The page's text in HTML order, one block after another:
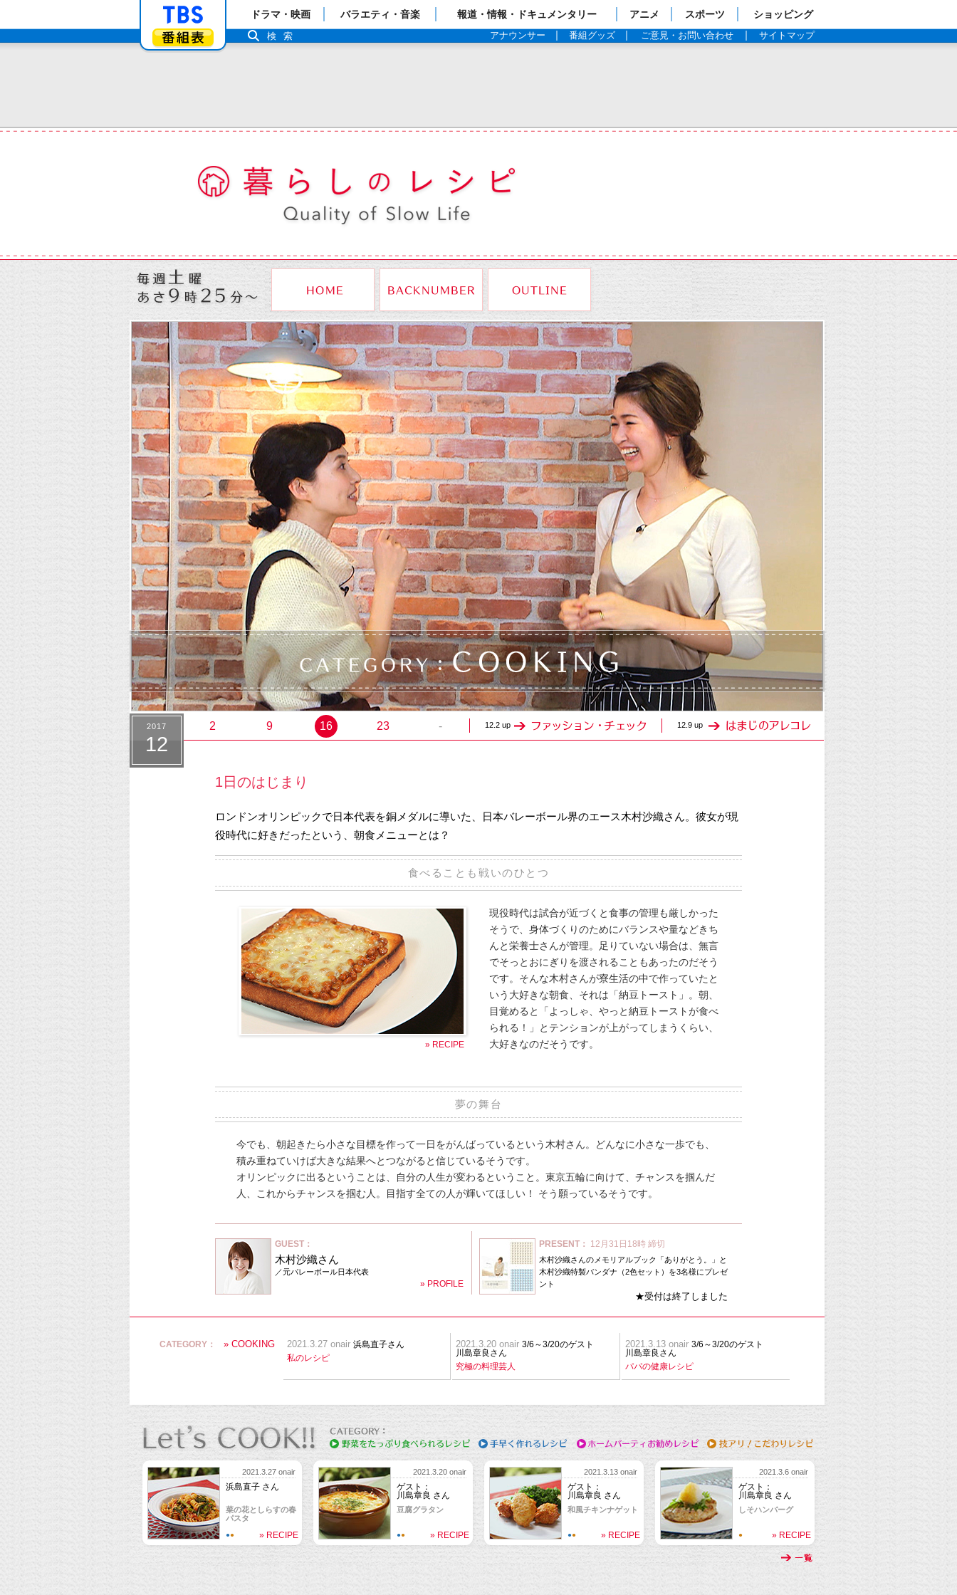
「TBSテレビ」トップページ
番組表
ドラマ・映画 バラエティ・音楽 報道・情報・ドキュメンタリー アニメ スポーツ ショッピング
アナウンサー 番組グッズ ご意見・お問い合わせ サイトマップ
検索
2017
12
2 9 16 23 - 12.2 up 12.9 up
1日のはじまり
ロンドンオリンピックで日本代表を銅メダルに導いた、日本バレーボール界のエース木村沙織さん。彼女が現
役時代に好きだったという、朝食メニューとは？
食べることも戦いのひとつ
» RECIPE
現役時代は試合が近づくと食事の管理も厳しかった
そうで、身体づくりのためにバランスや量などきち
んと栄養士さんが管理。足りていない場合は、無言
でそっとおにぎりを渡されることもあったのだそう
です。そんな木村さんが寮生活の中で作っていたと
いう大好きな朝食、それは「納豆トースト」。朝、
目覚めると「よっしゃ、やっと納豆トーストが食べ
られる！」とテンションが上がってしまうくらい、
大好きなのだそうです。
夢の舞台
今でも、朝起きたら小さな目標を作って一日をがんばっているという木村さん。どんなに小さな一歩でも、
積み重ねていけば大きな結果へとつながると信じているそうです。
オリンピックに出るということは、自分の人生が変わるということ。東京五輪に向けて、チャンスを掴んだ
人、これからチャンスを掴む人。目指す全ての人が輝いてほしい！ そう願っているそうです。
GUEST：
木村沙織さん
／元バレーボール日本代表
» PROFILE
PRESENT： 12月31日18時 締切
木村沙織さんのメモリアルブック「ありがとう。」と
木村沙織特製バンダナ（2色セット）を3名様にプレゼ
ント
★受付は終了しました
CATEGORY： » COOKING 2021.3.27 onair 浜島直子さん
私のレシピ
2021.3.20 onair 3/6～3/20のゲスト
川島章良さん
究極の料理芸人
2021.3.13 onair 3/6～3/20のゲスト
川島章良さん
パパの健康レシピ
2021.3.27 onair
浜島直子 さん
菜の花としらすの春
パスタ
●● » RECIPE
2021.3.20 onair
ゲスト：
川島章良 さん
豆腐グラタン
●● » RECIPE
2021.3.13 onair
ゲスト：
川島章良 さん
和風チキンナゲット
●● » RECIPE
2021.3.6 onair
ゲスト：
川島章良 さん
しそハンバーグ
● » RECIPE